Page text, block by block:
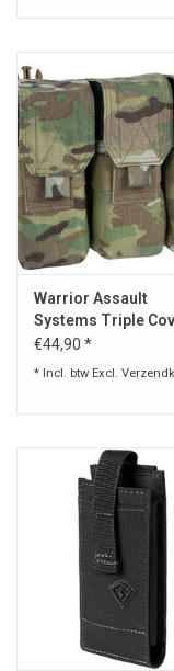
Warrior Assault
Systems Triple
Mag Pouch M4
€44,90 *
* Incl. btw Excl.